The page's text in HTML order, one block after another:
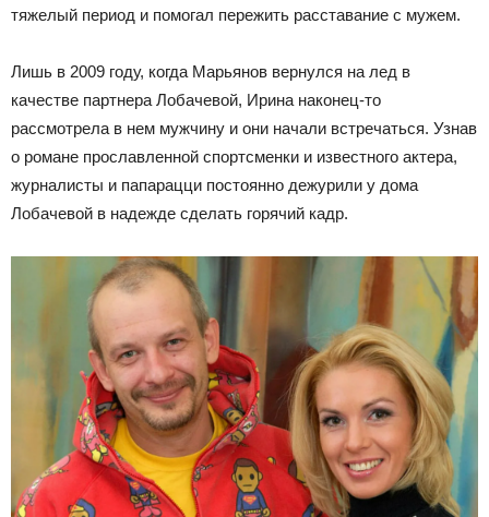
тяжелый период и помогал пережить расставание с мужем.
Лишь в 2009 году, когда Марьянов вернулся на лед в
качестве партнера Лобачевой, Ирина наконец-то
рассмотрела в нем мужчину и они начали встречаться. Узнав
о романе прославленной спортсменки и известного актера,
журналисты и папарацци постоянно дежурили у дома
Лобачевой в надежде сделать горячий кадр.